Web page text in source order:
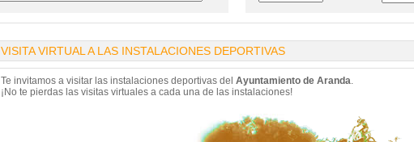
VISITA VIRTUAL A LAS INSTALACIONES DEPORTIVAS
Te invitamos a visitar las instalaciones deportivas del Ayuntamiento de Aranda.
¡No te pierdas las visitas virtuales a cada una de las instalaciones!